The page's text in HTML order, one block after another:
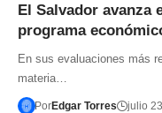
El Salvador avanza
programa
En sus evaluaciones más
materia…
PorEdgar Torres julio